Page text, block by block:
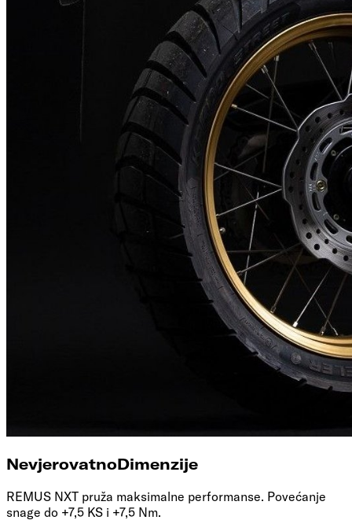
NevjerovatnoDimenzije
REMUS NXT pruža maksimalne performanse. Povećanje
snage do +7,5 KS i +7,5 Nm.